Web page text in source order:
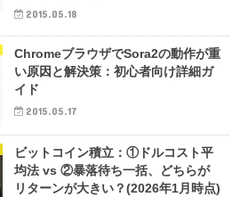
2015.05.18
ChromeブラウザでSora2の動作が重
い原因と解決策：初心者向け詳細ガ
イド
2015.05.17
ビットコイン積立：①ドルコスト平
均法 vs ②暴落待ち一括、どちらが
リターンが大きい？(2026年1月時点)